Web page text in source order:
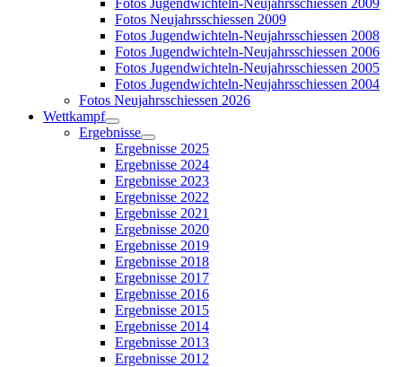
Fotos Jugendwichteln-Neujahrsschiessen 2009
Fotos Neujahrsschiessen 2009
Fotos Jugendwichteln-Neujahrsschiessen 2008
Fotos Jugendwichteln-Neujahrsschiessen 2006
Fotos Jugendwichteln-Neujahrsschiessen 2005
Fotos Jugendwichteln-Neujahrsschiessen 2004
Fotos Neujahrsschiessen 2026
Wettkampf
Ergebnisse
Ergebnisse 2025
Ergebnisse 2024
Ergebnisse 2023
Ergebnisse 2022
Ergebnisse 2021
Ergebnisse 2020
Ergebnisse 2019
Ergebnisse 2018
Ergebnisse 2017
Ergebnisse 2016
Ergebnisse 2015
Ergebnisse 2014
Ergebnisse 2013
Ergebnisse 2012